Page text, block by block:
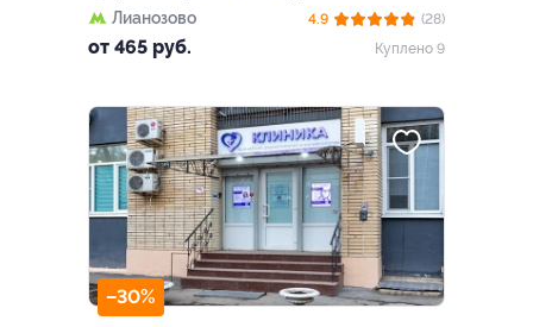
Лианозово
от 465 руб.
4.9
(28)
Куплено 9
–30%